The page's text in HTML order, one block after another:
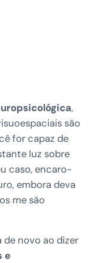
,
são
for capaz de
luz sobre
caso, encaro-
embora deva
me são
de novo ao dizer
e